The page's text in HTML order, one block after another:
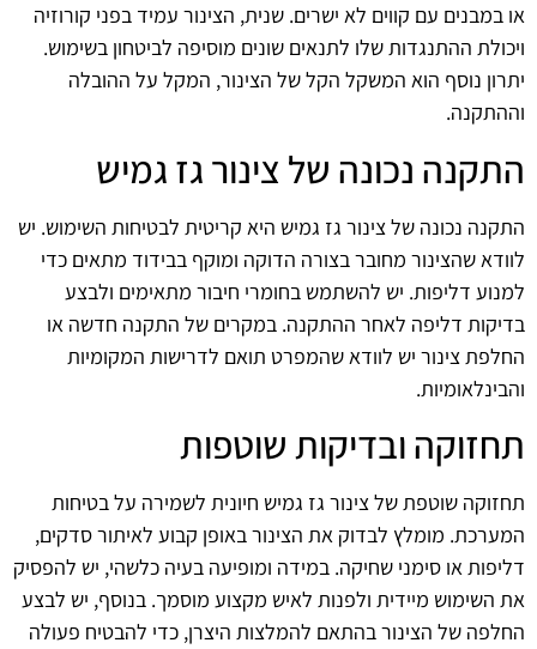
או במבנים עם קווים לא ישרים. שנית, הצינור עמיד בפני קורוזיה
ויכולת ההתנגדות שלו לתנאים שונים מוסיפה לביטחון בשימוש.
יתרון נוסף הוא המשקל הקל של הצינור, המקל על ההובלה
וההתקנה.
התקנה נכונה של צינור גז גמיש
התקנה נכונה של צינור גז גמיש היא קריטית לבטיחות השימוש. יש
לוודא שהצינור מחובר בצורה הדוקה ומוקף בבידוד מתאים כדי
למנוע דליפות. יש להשתמש בחומרי חיבור מתאימים ולבצע
בדיקות דליפה לאחר ההתקנה. במקרים של התקנה חדשה או
החלפת צינור יש לוודא שהמפרט תואם לדרישות המקומיות
והבינלאומיות.
תחזוקה ובדיקות שוטפות
תחזוקה שוטפת של צינור גז גמיש חיונית לשמירה על בטיחות
המערכת. מומלץ לבדוק את הצינור באופן קבוע לאיתור סדקים,
דליפות או סימני שחיקה. במידה ומופיעה בעיה כלשהי, יש להפסיק
את השימוש מיידית ולפנות לאיש מקצוע מוסמך. בנוסף, יש לבצע
החלפה של הצינור בהתאם להמלצות היצרן, כדי להבטיח פעולה